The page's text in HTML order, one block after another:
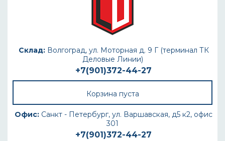
Склад:Волгоград, ул. Моторная д. 9 Г (терминал ТК
Деловые Линии)
+7(901)372-44-27
Корзина пуста
Офис: Санкт - Петербург, ул. Варшавская, д5 к2, офис
301
+7(901)372-44-27